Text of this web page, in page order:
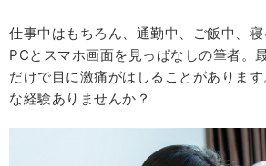
仕事中はもちろん、通勤中、ご飯中、
PCとスマホ画面を見っぱなしの筆者。
だけで目に激痛がはしることがありま
な経験ありませんか？